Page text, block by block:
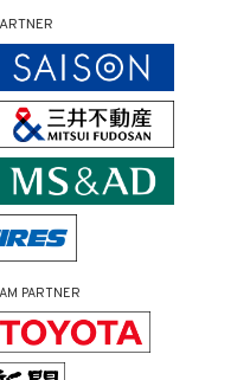
PARTNER